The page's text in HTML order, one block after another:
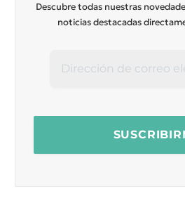
Descubre todas nuestras
noticias destacadas